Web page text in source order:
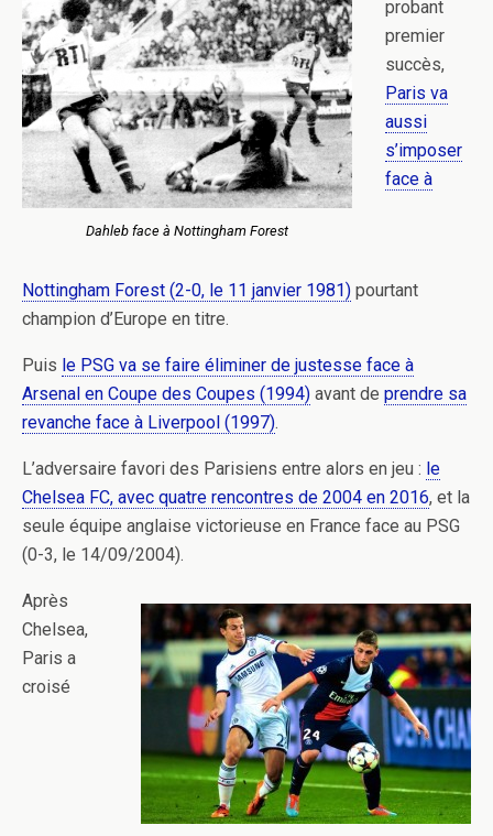
Dahleb face à Nottingham Forest
probant
premier
succès,
Paris va
aussi
s’imposer
face à
Nottingham Forest (2-0, le 11 janvier 1981) pourtant
champion d’Europe en titre.
Puis le PSG va se faire éliminer de justesse face à
Arsenal en Coupe des Coupes (1994) avant de prendre sa
revanche face à Liverpool (1997).
L’adversaire favori des Parisiens entre alors en jeu : le
Chelsea FC, avec quatre rencontres de 2004 en 2016, et la
seule équipe anglaise victorieuse en France face au PSG
(0-3, le 14/09/2004).
Après
Chelsea,
Paris a
croisé